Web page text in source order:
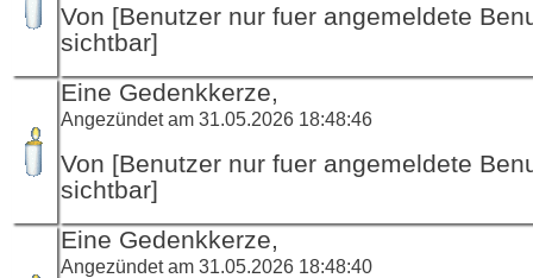
Von [Benutzer nur fuer angemeldete
sichtbar]
Eine Gedenkkerze,
Angezündet am 31.05.2026 18:48:46
Von [Benutzer nur fuer angemeldete
sichtbar]
Eine Gedenkkerze,
Angezündet am 31.05.2026 18:48:40